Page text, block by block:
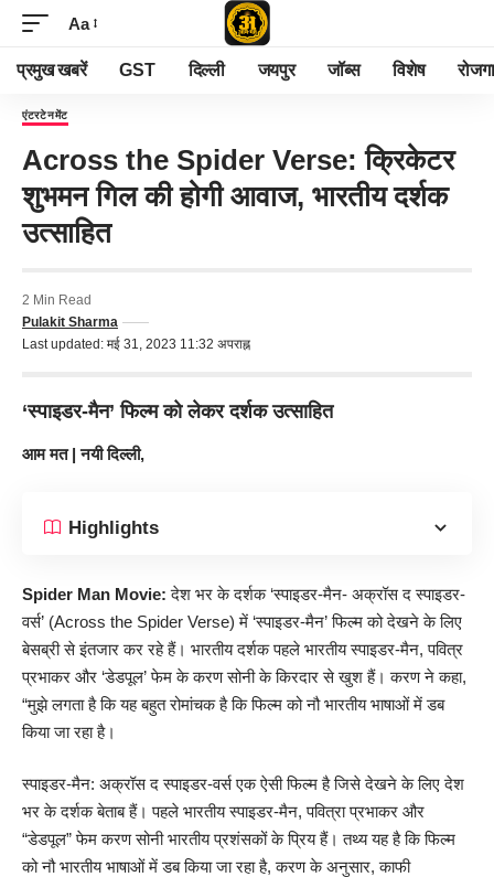
Aa
प्रमुख खबरें GST दिल्ली जयपुर जॉब्स विशेष
एंटरटेनमेंट
Across the Spider Verse: क्रिकेटर
शुभमन गिल की होगी आवाज, भारतीय दर्शक
उत्साहित
Last updated: मई 31, 2023 11:32 अपराह्न
Pulakit Sharma
2 Min Read
‘स्पाइडर-मैन’ फिल्म को लेकर दर्शक उत्साहित
आम मत | नयी दिल्ली,
Highlights
Spider Man Movie: देश भर के दर्शक ‘स्पाइडर-मैन- अक्रॉस द स्पाइडर-
वर्स’ (Across the Spider Verse) में ‘स्पाइडर-मैन’ फिल्म को देखने के लिए
बेसब्री से इंतजार कर रहे हैं। भारतीय दर्शक पहले भारतीय स्पाइडर-मैन, पवित्र
प्रभाकर और ‘डेडपूल’ फेम के करण सोनी के किरदार से खुश हैं। करण ने कहा,
“मुझे लगता है कि यह बहुत रोमांचक है कि फिल्म को नौ भारतीय भाषाओं में डब
किया जा रहा है।
स्पाइडर-मैन: अक्रॉस द स्पाइडर-वर्स एक ऐसी फिल्म है जिसे देखने के लिए देश
भर के दर्शक बेताब हैं। पहले भारतीय स्पाइडर-मैन, पवित्रा प्रभाकर और
“डेडपूल” फेम करण सोनी भारतीय प्रशंसकों के प्रिय हैं। तथ्य यह है कि फिल्म
को नौ भारतीय भाषाओं में डब किया जा रहा है, करण के अनुसार, काफी